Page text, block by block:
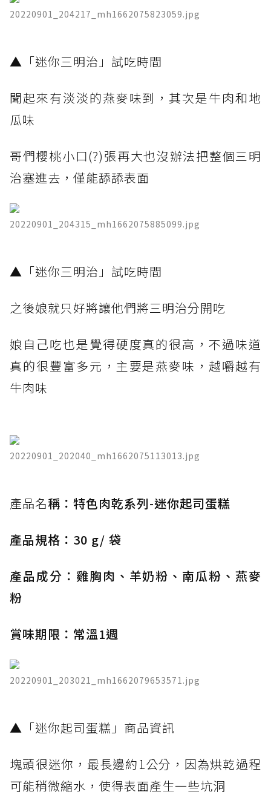
20220901_204217_mh1662075823059.jpg
​▲「迷你三明治」試吃時間
聞起來有淡淡的燕麥味到，其次是牛肉和地
瓜味
哥們櫻桃小口(?)張再大也沒辦法把整個三明
治塞進去，僅能舔舔表面
20220901_204315_mh1662075885099.jpg
​▲「迷你三明治」試吃時間
之後娘就只好將讓他們將三明治分開吃
娘自己吃也是覺得硬度真的很高，不過味道
真的很豐富多元，主要是燕麥味，越嚼越有
牛肉味
20220901_202040_mh1662075113013.jpg
​產品名稱：特色肉乾系列-迷你起司蛋糕
產品規格：30 g/ 袋
產品成分：雞胸肉、羊奶粉、南瓜粉、燕麥
粉
賞味期限：常溫1週
20220901_203021_mh1662079653571.jpg
​▲「迷你起司蛋糕」商品資訊
塊頭很迷你，最長邊約1公分，因為烘乾過程
可能稍微縮水，使得表面產生一些坑洞